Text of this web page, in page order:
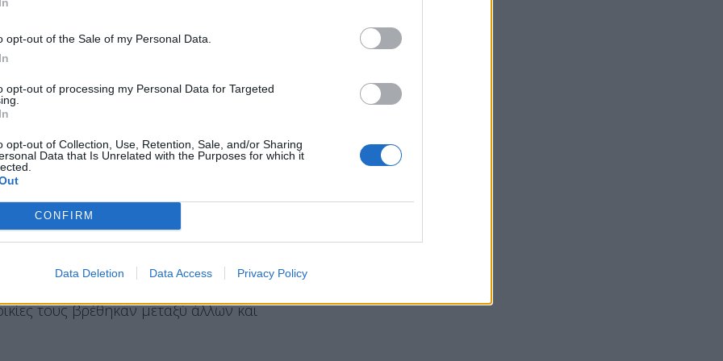
opt-out of the Sale of my Personal Data.
opt-out of processing my Personal Data for Targeted
opt-out of Collection, Use, Retention, Sale, and/or Sharing
Data that Is Unrelated with the Purposes for which it
CONFIRM
Data Deletion Data Access Privacy Policy
όπλων και περί εξαρτησιογόνων ουσιών. Σε
δικογραφία για παραμέληση της
κινούμενοι με όχημα, τύπου mini
της Αττικής και τα μετέφεραν σε
απέκρυπταν για λίγες ημέρες, προκειμένου
τυχόν συστημάτων γεωεντοπισμού.
που διέθεταν σε υπόγειο πολυκατοικίας,
ειδικό για το σκοπό αυτό εξοπλισμό, και
τους βρέθηκαν μεταξύ άλλων και